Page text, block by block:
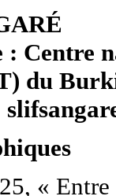
Centre
du
«